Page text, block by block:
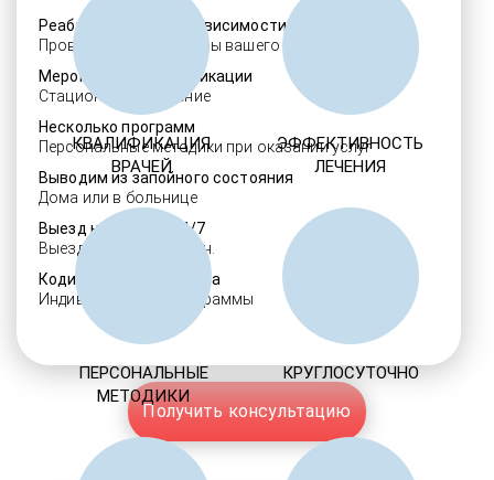
Реабилитация алкозависимости
Проверенные ребцентры вашего региона
Мероприятия детоксикации
Стационарное лечение
Несколько программ
Персональные методики при оказании услуг
Выводим из запойного состояния
Дома или в больнице
Выезд нарколога 24/7
Выезд в течение 30 мин.
Кодировка алкоголизма
Индивидуальные программы
Получить консультацию
КВАЛИФИКАЦИЯ
ВРАЧЕЙ
ЭФФЕКТИВНОСТЬ
ЛЕЧЕНИЯ
ПЕРСОНАЛЬНЫЕ
МЕТОДИКИ
КРУГЛОСУТОЧНО